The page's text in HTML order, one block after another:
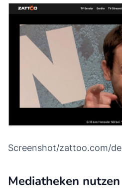
Screenshot/zattoo.com/de
Mediatheken nutzen